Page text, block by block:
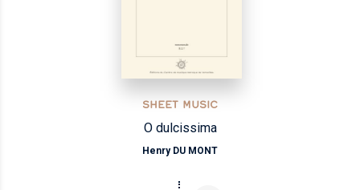
SHEET MUSIC
O dulcissima
Henry DU MONT